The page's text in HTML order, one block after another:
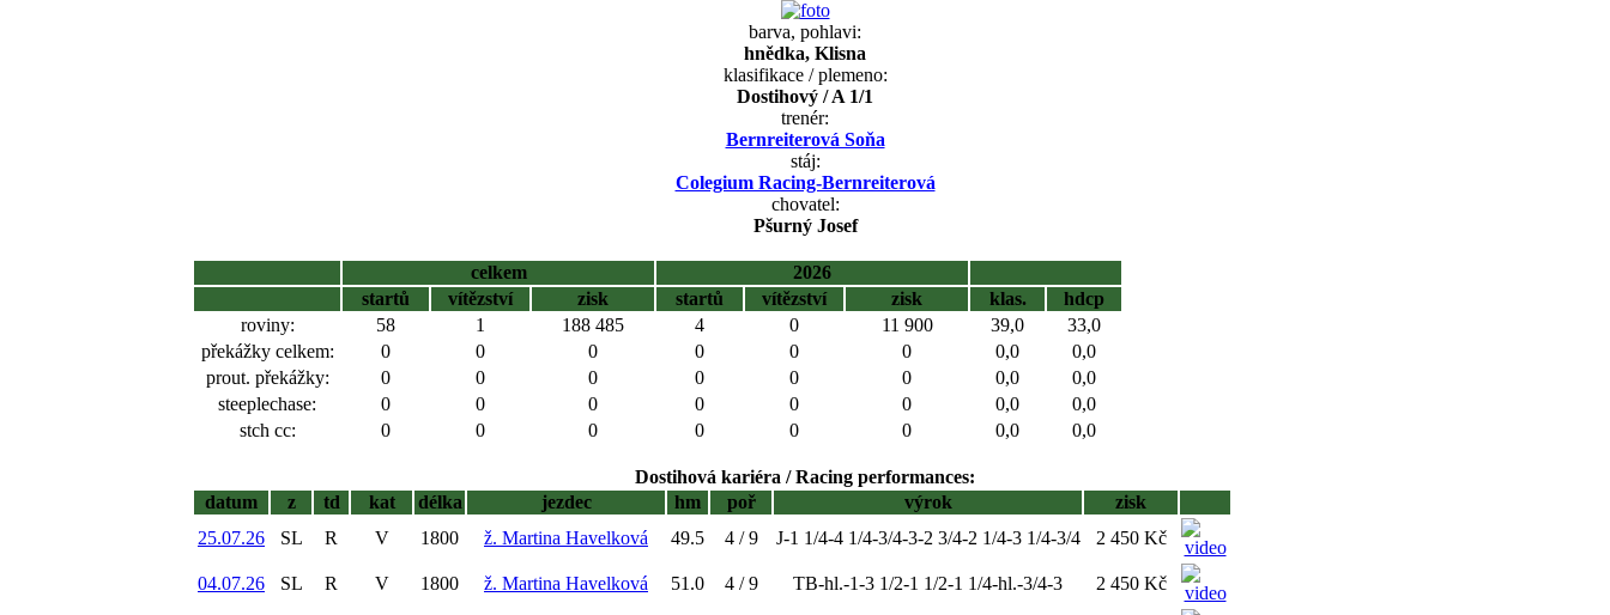
barva, pohlavi:
hnědka, Klisna
klasifikace / plemeno:
Dostihový / A 1/1
trenér:
Bernreiterová Soňa
stáj:
Colegium Racing-Bernreiterová
chovatel:
Pšurný Josef
celkem
2026
startů
vítězství zisk startů vítězství zisk klas.
hdcp
roviny:
58 1 188 485 4 0 11 900 39,0
33,0
překážky celkem:
0 0 0 0 0 0 0,0
0,0
prout. překážky:
0 0 0 0 0 0 0,0
0,0
steeplechase:
0 0 0 0 0 0 0,0
0,0
stch cc:
0 0 0 0 0 0 0,0 0,0
Dostihová kariéra / Racing performances:
datum
z td kat délka jezdec hm poř výrok
zisk
25.07.26
SL R V 1800 ž. Martina Havelková 49.5 4 / 9 J-1 1/4-4 1/4-3/4-3-2 3/4-2 1/4-3 1/4-3/4 2 450 Kč
04.07.26 SL R V 1800 ž. Martina Havelková 51.0 4 / 9 TB-hl.-1-3 1/2-1 1/2-1 1/4-hl.-3/4-3 2 450 Kč